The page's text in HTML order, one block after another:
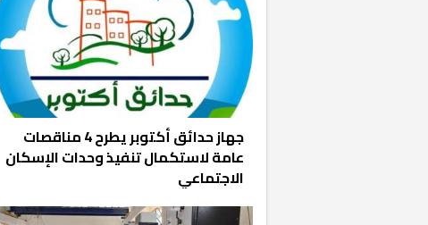
جهاز حدائق أكتوبر يطرح 4 مناقصات
عامة لاستكمال تنفيذ وحدات الإسكان
الاجتماعي